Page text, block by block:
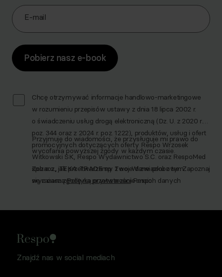
E-mail
Pobierz nasz e-book
Chcę otrzymywać informacje handlowo-marketingowe
w rozumieniu przepisów ustawy z dnia 18 lipca 2002 r.
o świadczeniu usług drogą elektroniczną (Dz. U. z 2020 r.
poz. 344 oraz z 2024 r. poz. 1222), produktów, usług i ofert
promocyjnych dotyczących oferty Respo Wrzosek
Witkowski SK, Respo Wydawnictwo S.C. oraz RespoMed
sp.z o.o., TEKA TRADE sp. z o.o. W związku z tym
wyrażam zgodę na przetwarzanie moich danych
ustawy Prawo komunikacji elektronicznej z dnia 12 lipca
Przyjmuję do wiadomości, że przysługuje mi prawo do
wycofania powyższej zgody w każdym czasie.
Zobacz, jak przetwarzamy Twoje dane osobowe. Zapoznaj
się z nasząPolityką prywatnościRespo
Znajdź nas w social mediach